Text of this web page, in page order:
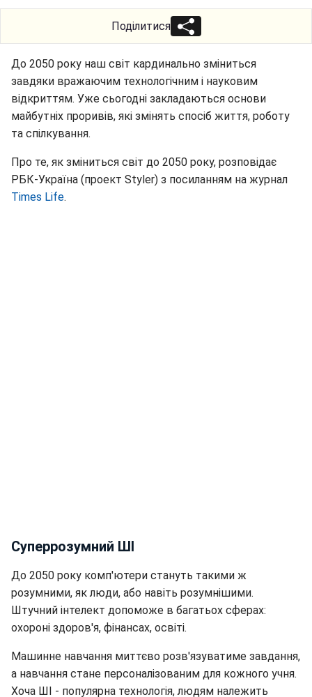
Поділитися
До 2050 року наш світ кардинально зміниться
завдяки вражаючим технологічним і науковим
відкриттям. Уже сьогодні закладаються основи
майбутніх проривів, які змінять спосіб життя, роботу
та спілкування.
Про те, як зміниться світ до 2050 року, розповідає
РБК-Україна (проект Styler) з посиланням на журнал
Times Life.
Суперрозумний ШІ
До 2050 року комп'ютери стануть такими ж
розумними, як люди, або навіть розумнішими.
Штучний інтелект допоможе в багатьох сферах:
охороні здоров'я, фінансах, освіті.
Машинне навчання миттєво розв'язуватиме завдання,
а навчання стане персоналізованим для кожного учня.
Хоча ШІ - популярна технологія, людям належить